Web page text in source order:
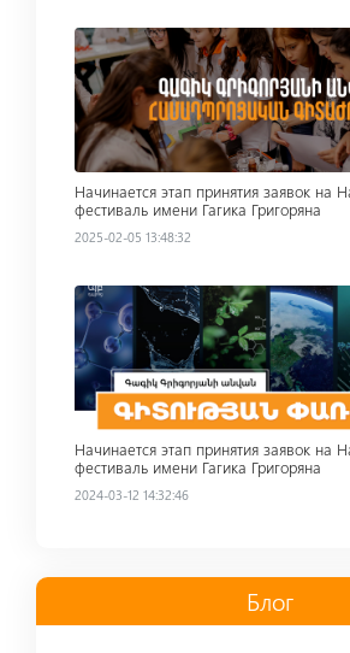
Read more
Начинается этап принятия заявок на
фестиваль имени Гагика Григоряна
2025-02-05 13:48:32
Read more
Начинается этап принятия заявок на
фестиваль имени Гагика Григоряна
2024-03-12 14:32:46
Блог